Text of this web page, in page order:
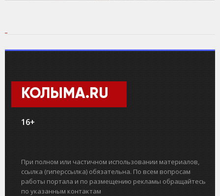
КОЛЫМА.RU
16+
При полном или частичном использовании материалов,
ссылка (гиперссылка) обязательна. По всем вопросам
работы портала и по размещению рекламы обращайтесь
по указанным контактам